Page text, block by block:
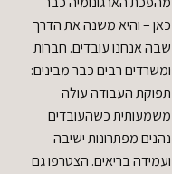
כאן – והיא משנה את הדרך
שבה אנחנו עובדים. חברות
ומשרדים רבים כבר מבינים:
תפוקת העבודה עולה
משמעותית כשהעובדים
נהנים מפתרונות ישיבה
ועמידה בריאים. הצטרפו גם